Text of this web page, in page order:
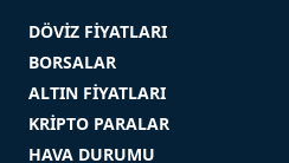
DÖVİZ FİYATLARI
BORSALAR
ALTIN FİYATLARI
KRİPTO PARALAR
HAVA DURUMU